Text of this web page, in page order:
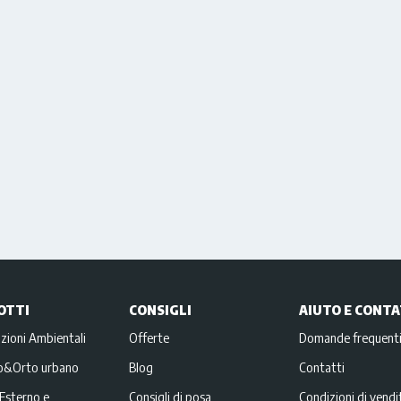
Ambientali
urbano
e
CONSIGLI
Offerte
Blog
Consigli di posa
AIUTO E
Domande frequenti
Contatti
Condizioni di